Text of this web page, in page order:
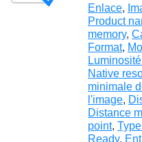
Enlace,
Product
memory,
Format,
Native
minimale
l'image,
Distance
point,
Ready,